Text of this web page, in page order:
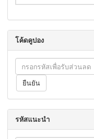
โค้ดคูปอง
รหัสแนะนำ